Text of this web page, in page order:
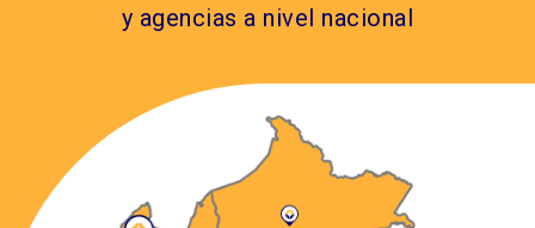
y agencias a nivel nacional​